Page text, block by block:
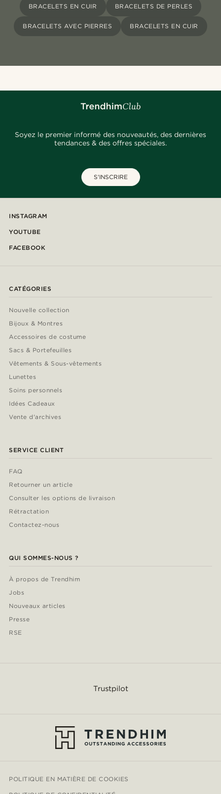
BRACELETS EN CUIR BRACELETS DE PERLES
BRACELETS AVEC PIERRES BRACELETS EN CUIR
Soyez le premier informé des nouveautés, des dernières
tendances & des offres spéciales.
S'INSCRIRE
INSTAGRAM
YOUTUBE
FACEBOOK
CATÉGORIES
Nouvelle collection
Bijoux & Montres
Accessoires de costume
Sacs & Portefeuilles
Vêtements & Sous-vêtements
Lunettes
Soins personnels
Idées Cadeaux
Vente d'archives
SERVICE CLIENT
FAQ
Retourner un article
Consulter les options de livraison
Rétractation
Contactez-nous
QUI SOMMES-NOUS ?
À propos de Trendhim
Jobs
Nouveaux articles
Presse
RSE
Trustpilot
POLITIQUE EN MATIÈRE DE COOKIES